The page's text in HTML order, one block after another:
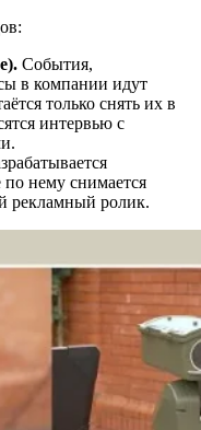
События,
в компании идут
только снять их в
интервью с
нему снимается
рекламный ролик.